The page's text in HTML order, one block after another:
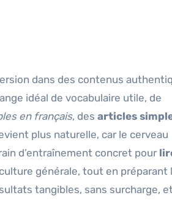
dans des contenus
idéal de vocabulaire utile, de
en français, des articles
plus naturelle, car le cerveau
d’entraînement concret pour
générale, tout en préparant
tangibles, sans surcharge,